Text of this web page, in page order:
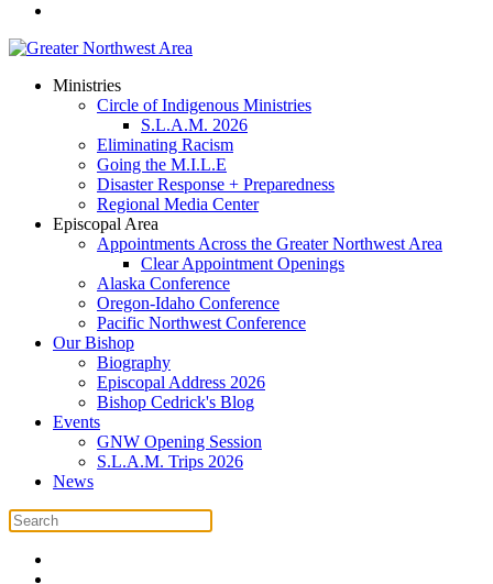
Ministries
Circle of Indigenous Ministries
S.L.A.M. 2026
Eliminating Racism
Going the M.I.L.E
Disaster Response + Preparedness
Regional Media Center
Episcopal Area
Appointments Across the Greater Northwest Area
Clear Appointment Openings
Alaska Conference
Oregon-Idaho Conference
Pacific Northwest Conference
Our Bishop
Biography
Episcopal Address 2026
Bishop Cedrick's Blog
Events
GNW Opening Session
S.L.A.M. Trips 2026
News